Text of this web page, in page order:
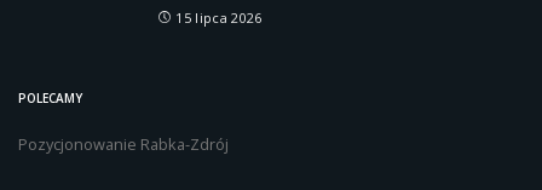
15 lipca 2026
POLECAMY
Pozycjonowanie Rabka-Zdrój